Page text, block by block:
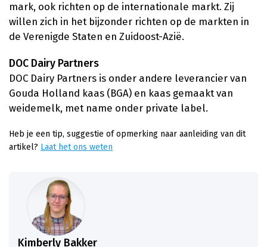
mark, ook richten op de internationale markt. Zij
willen zich in het bijzonder richten op de markten in
de Verenigde Staten en Zuidoost-Azië.
DOC Dairy Partners
DOC Dairy Partners is onder andere leverancier van
Gouda Holland kaas (BGA) en kaas gemaakt van
weidemelk, met name onder private label.
Heb je een tip, suggestie of opmerking naar aanleiding van dit
artikel? Laat het ons weten
Kimberly Bakker